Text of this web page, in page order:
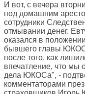
И вот, с вечера
под домашним
сотрудники
отмывании денег.
оказался в
бывшего главы
после того, как
впечатление, что мы
дела ЮКОСа", -
комментаторами